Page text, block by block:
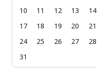
10
11 12 13 14
17
18 19 20 21
24
25 26 27 28
31